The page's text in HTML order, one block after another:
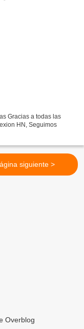
Gracias a todas las
HN, Seguimos
siguiente >
Overblog